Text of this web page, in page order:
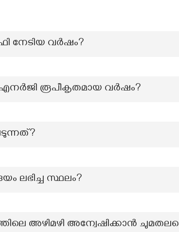
നേടിയ വർഷം?
എനർജി രൂപീകൃതമായ വർഷം?
ലഭിച്ച സ്ഥലം?
അഴിമഴി അന്വേഷിക്കാൻ